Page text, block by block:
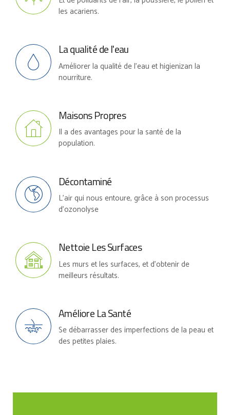
les acariens.
La qualité de l'eau
Améliorer la qualité de l'eau et higienizan la
nourriture.
Maisons Propres
Il a des avantages pour la santé de la
population.
Décontaminé
L'air qui nous entoure, grâce à son processus
d'ozonolyse
Nettoie Les Surfaces
Les murs et les surfaces, et d'obtenir de
meilleurs résultats.
Améliore La Santé
Se débarrasser des imperfections de la peau et
des petites plaies.